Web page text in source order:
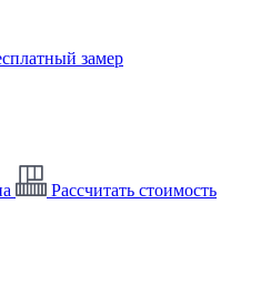
замер
Рассчитать стоимость